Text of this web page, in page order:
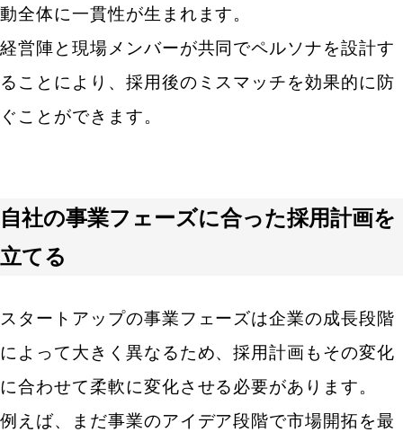
動全体に一貫性が生まれます。
経営陣と現場メンバーが共同でペルソナを設計す
ることにより、採用後のミスマッチを効果的に防
ぐことができます。
自社の事業フェーズに合った採用計画を
立てる
スタートアップの事業フェーズは企業の成長段階
によって大きく異なるため、採用計画もその変化
に合わせて柔軟に変化させる必要があります。
例えば、まだ事業のアイデア段階で市場開拓を最